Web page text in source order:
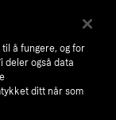
å fungere, og for
deler også data
ditt når som